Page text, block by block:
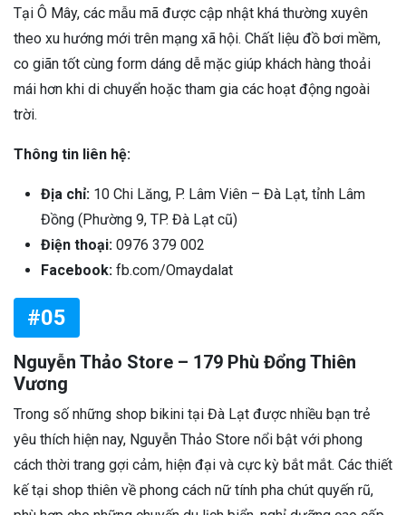
Tại Ô Mây, các mẫu mã được cập nhật khá thường xuyên
theo xu hướng mới trên mạng xã hội. Chất liệu đồ bơi mềm,
co giãn tốt cùng form dáng dễ mặc giúp khách hàng thoải
mái hơn khi di chuyển hoặc tham gia các hoạt động ngoài
trời.
Thông tin liên hệ:
Địa chỉ: 10 Chi Lăng, P. Lâm Viên – Đà Lạt, tỉnh Lâm
Đồng (Phường 9, TP. Đà Lạt cũ)
Điện thoại: 0976 379 002
Facebook: fb.com/Omaydalat
#05
Nguyễn Thảo Store – 179 Phù Đổng Thiên
Vương
Trong số những shop bikini tại Đà Lạt được nhiều bạn trẻ
yêu thích hiện nay, Nguyễn Thảo Store nổi bật với phong
cách thời trang gợi cảm, hiện đại và cực kỳ bắt mắt. Các thiết
kế tại shop thiên về phong cách nữ tính pha chút quyến rũ,